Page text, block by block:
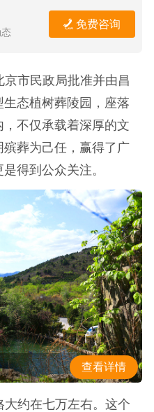
免费咨询
市民政局批准并由昌
态植树葬陵园，座落
不仅承载着深厚的文
葬为己任，赢得了广
得到公众关注。
查看详情
约在七万左右。这个